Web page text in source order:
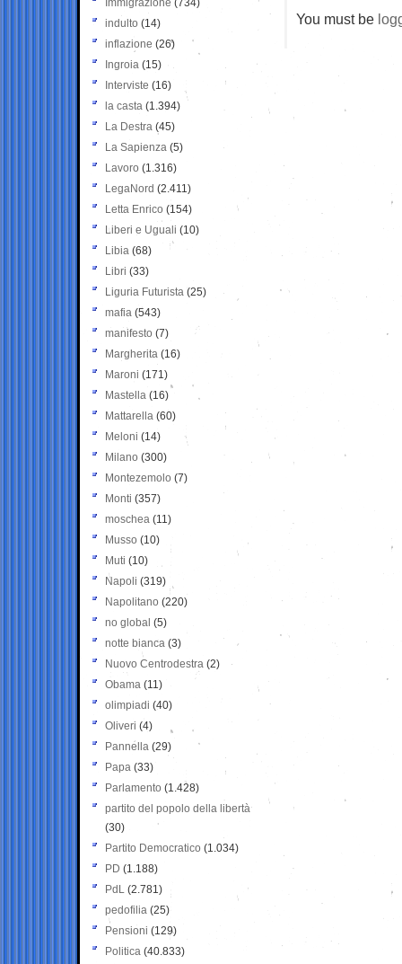
You must be
Immigrazione (734)
indulto (14)
inflazione (26)
Ingroia (15)
Interviste (16)
la casta (1.394)
La Destra (45)
La Sapienza (5)
Lavoro (1.316)
LegaNord (2.411)
Letta Enrico (154)
Liberi e Uguali (10)
Libia (68)
Libri (33)
Liguria Futurista (25)
mafia (543)
manifesto (7)
Margherita (16)
Maroni (171)
Mastella (16)
Mattarella (60)
Meloni (14)
Milano (300)
Montezemolo (7)
Monti (357)
moschea (11)
Musso (10)
Muti (10)
Napoli (319)
Napolitano (220)
no global (5)
notte bianca (3)
Nuovo Centrodestra (2)
Obama (11)
olimpiadi (40)
Oliveri (4)
Pannella (29)
Papa (33)
Parlamento (1.428)
partito del popolo della libertà
(30)
Partito Democratico (1.034)
PD (1.188)
PdL (2.781)
pedofilia (25)
Pensioni (129)
Politica (40.833)